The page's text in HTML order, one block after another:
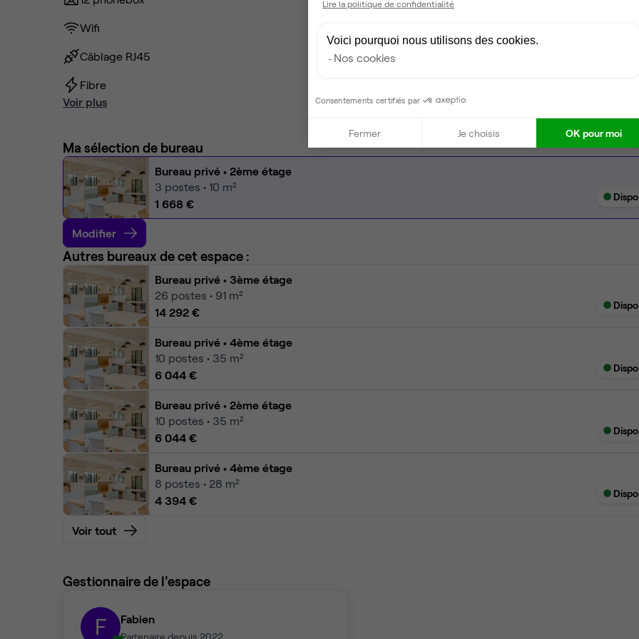
Wifi
Câblage RJ45
Fibre
Espace détente
Voir plus
Ma sélection de bureau
Bureau privé • 2ème étage
3 postes • 10 m²
1 668 €
Dispo
Modifier
Autres bureaux de cet espace :
Bureau privé • 3ème étage
26 postes • 91 m²
14 292 €
Dispo
Bureau privé • 4ème étage
10 postes • 35 m²
6 044 €
Dispo
Bureau privé • 2ème étage
10 postes • 35 m²
6 044 €
Dispo
Bureau privé • 4ème étage
8 postes • 28 m²
4 394 €
Dispo
Voir tout
Gestionnaire de l'espace
F Fabien
Partenaire depuis 2022
Lire la politique de confidentialité
Voici pourquoi nous utilisons des cookies.
Nos cookies
Consentements certifiés par
Fermer Je choisis OK pour moi